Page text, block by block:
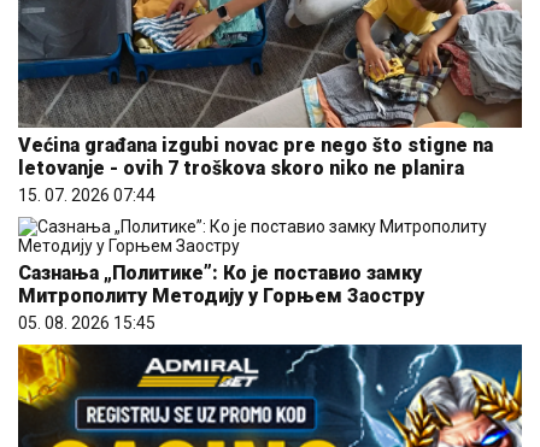
Većina građana izgubi novac pre nego što stigne na
letovanje - ovih 7 troškova skoro niko ne planira
15. 07. 2026 07:44
Сазнања „Политике”: Ко је поставио замку
Митрополиту Методију у Горњем Заостру
05. 08. 2026 15:45